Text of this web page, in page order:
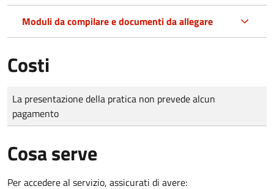
Moduli da compilare e documenti da allegare
Costi
Tipo di pagamento
Importo
La presentazione della pratica non prevede alcun
pagamento
Cosa serve
Per accedere al servizio, assicurati di avere: